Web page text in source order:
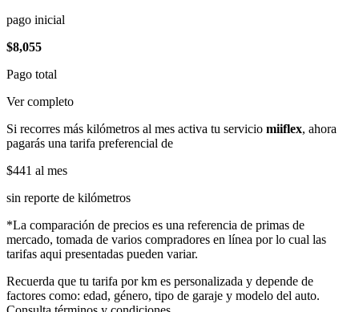
pago inicial
$8,055
Pago total
Ver completo
Si recorres más kilómetros al mes activa tu servicio miiflex, ahora
pagarás una tarifa preferencial de
$441 al mes
sin reporte de kilómetros
*La comparación de precios es una referencia de primas de
mercado, tomada de varios compradores en línea por lo cual las
tarifas aqui presentadas pueden variar.
Recuerda que tu tarifa por km es personalizada y depende de
factores como: edad, género, tipo de garaje y modelo del auto.